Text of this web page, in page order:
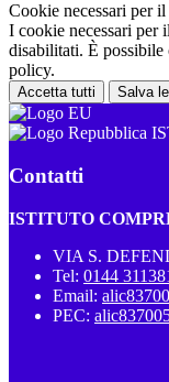
Cookie necessari per
I cookie necessari per
disabilitati. È possibile
policy.
Accetta tutti Salva
Contatti
ISTITUTO
VIA S.
Tel: 0144
Email:
PEC: